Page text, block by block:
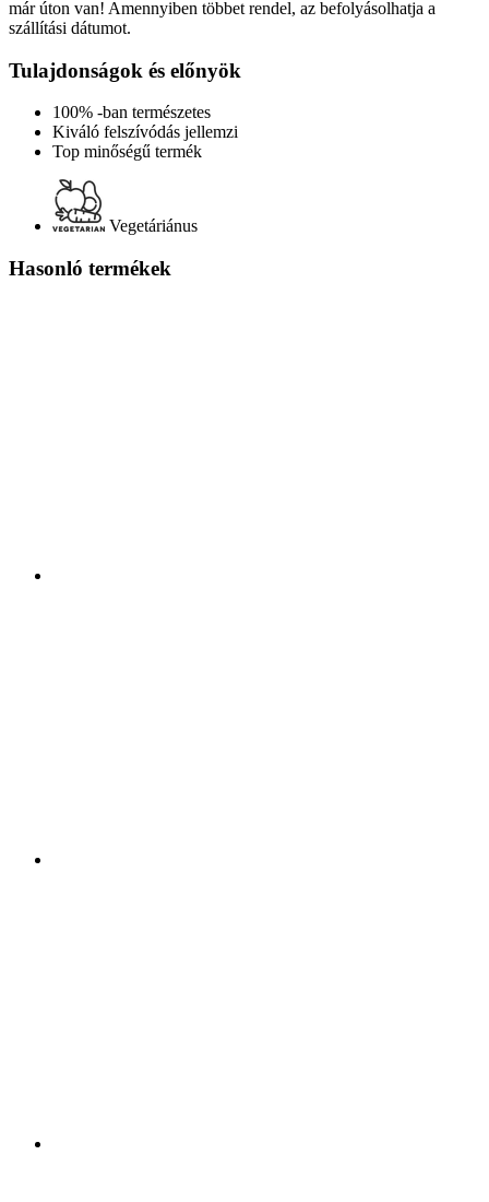
már úton van! Amennyiben többet rendel, az befolyásolhatja a
szállítási dátumot.
Tulajdonságok és előnyök
100% -ban természetes
Kiváló felszívódás jellemzi
Top minőségű termék
Vegetáriánus
Hasonló termékek